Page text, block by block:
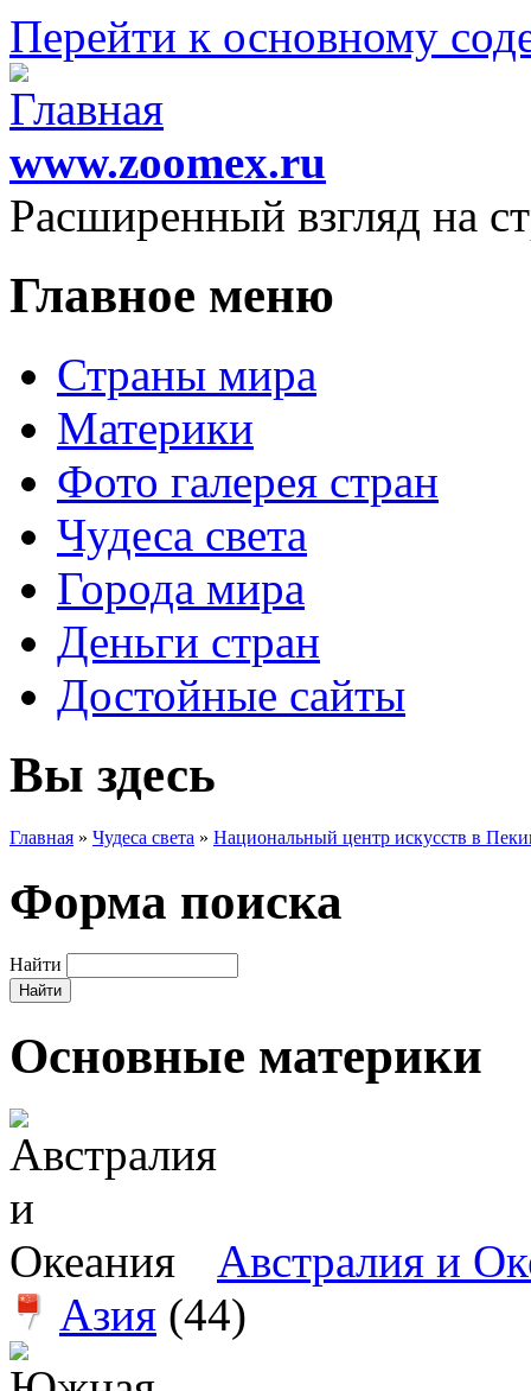
Перейти к основному
www.zoomex.ru
Расширенный взгляд на
Главное меню
Страны мира
Материки
Фото галерея стран
Чудеса света
Города мира
Деньги стран
Достойные сайты
Вы здесь
Главная » Чудеса света » Национальный центр искусств в
Форма поиска
Найти
Основные материки
Австралия и
Азия (44)